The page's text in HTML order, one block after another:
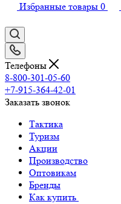
Избранные товары 0
Телефоны
8-800-301-05-60
+7-915-364-42-01
Заказать звонок
Тактика
Туризм
Акции
Производство
Оптовикам
Бренды
Как купить